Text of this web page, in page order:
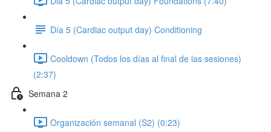
Día 5 (Cardiac output day) Conditioning
Cooldown (Todos los días al final de las sesiones)
(2:37)
Semana 2
Organización semanal (S2) (0:23)